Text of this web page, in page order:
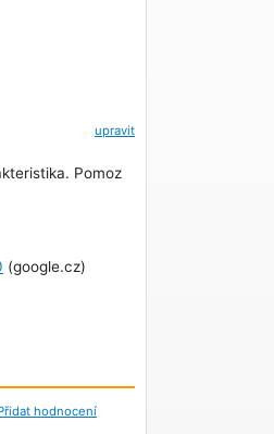
upravit
Pomoz
(google.cz)
hodnocení